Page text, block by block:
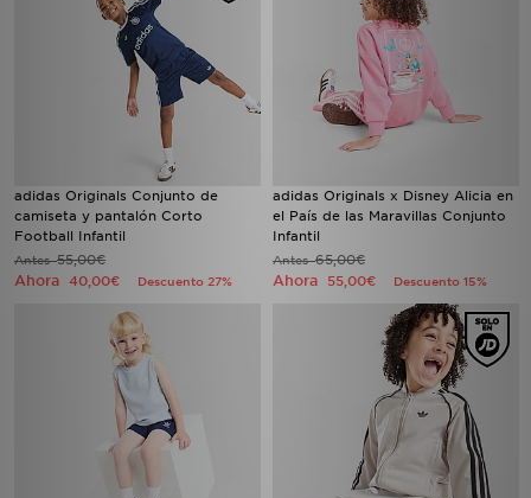
adidas Originals Conjunto de
camiseta y pantalón Corto
Football Infantil
Antes55,00€
Ahora 40,00€ Descuento 27%
adidas Originals x Disney Alicia en
el País de las Maravillas Conjunto
Infantil
Antes65,00€
Ahora 55,00€ Descuento 15%